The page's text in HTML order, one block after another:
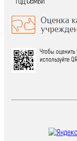
Чтобы оценить
используйте